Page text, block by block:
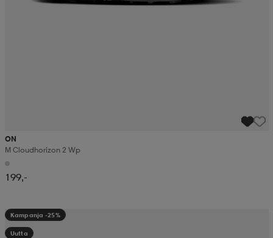
ON
M Cloudhorizon 2 Wp
199,-
Kampanja -25%
Uutta